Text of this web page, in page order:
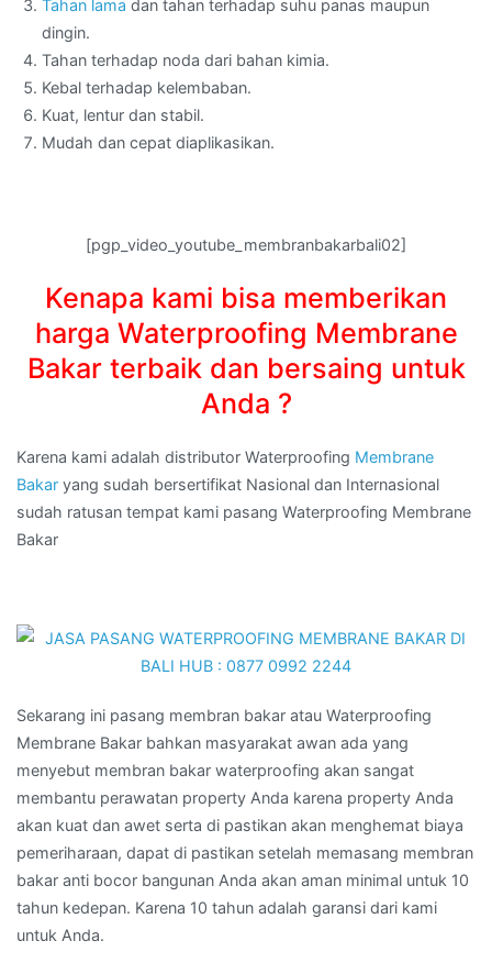
Tahan lama dan tahan terhadap suhu panas maupun
dingin.
Tahan terhadap noda dari bahan kimia.
Kebal terhadap kelembaban.
Kuat, lentur dan stabil.
Mudah dan cepat diaplikasikan.
[pgp_video_youtube_membranbakarbali02]
Kenapa kami bisa memberikan
harga Waterproofing Membrane
Bakar terbaik dan bersaing untuk
Anda ?
Karena kami adalah distributor Waterproofing Membrane
Bakar yang sudah bersertifikat Nasional dan Internasional
sudah ratusan tempat kami pasang Waterproofing Membrane
Bakar
Sekarang ini pasang membran bakar atau Waterproofing
Membrane Bakar bahkan masyarakat awan ada yang
menyebut membran bakar waterproofing akan sangat
membantu perawatan property Anda karena property Anda
akan kuat dan awet serta di pastikan akan menghemat biaya
pemeriharaan, dapat di pastikan setelah memasang membran
bakar anti bocor bangunan Anda akan aman minimal untuk 10
tahun kedepan. Karena 10 tahun adalah garansi dari kami
untuk Anda.